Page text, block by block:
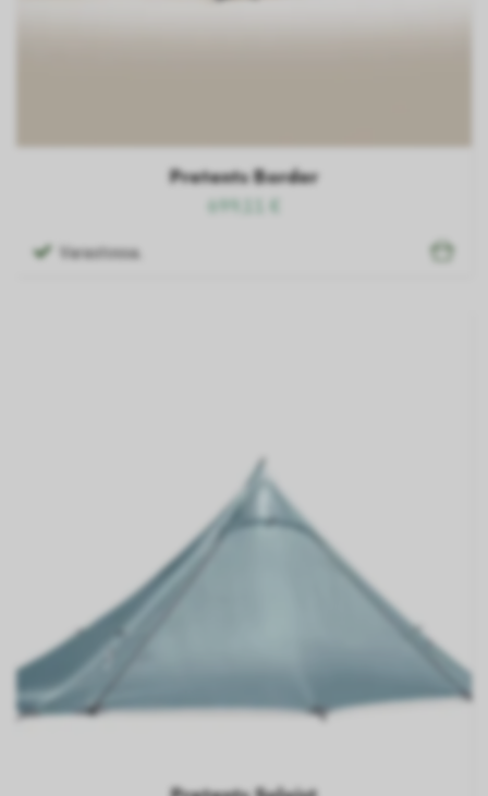
Pretents Border
699,11 €
Varastossa.